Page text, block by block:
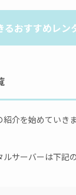
るおすすめレン
介を始めていきま
サーバーは下記の